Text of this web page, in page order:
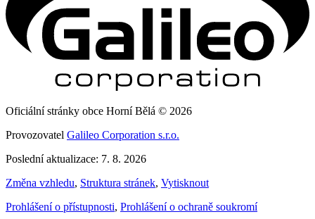
Oficiální stránky obce Horní Bělá © 2026
Provozovatel Galileo Corporation s.r.o.
Poslední aktualizace: 7. 8. 2026
Změna vzhledu, Struktura stránek, Vytisknout
Prohlášení o přístupnosti, Prohlášení o ochraně soukromí